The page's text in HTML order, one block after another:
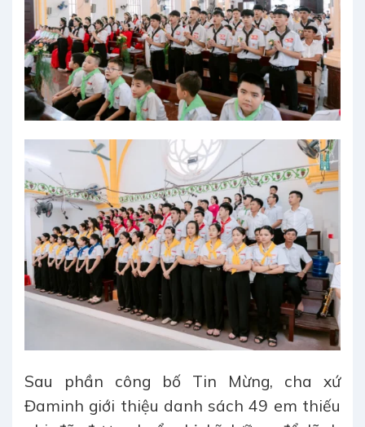
Sau phần công bố Tin Mừng, cha xứ
Đaminh giới thiệu danh sách 49 em thiếu